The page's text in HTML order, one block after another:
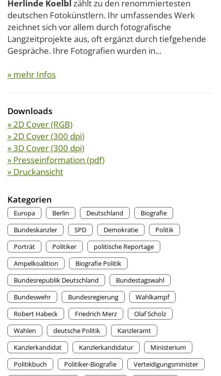
Herlinde Koelbl zählt zu den renommiertesten
deutschen Fotokünstlern. Ihr umfassendes Werk
zeichnet sich vor allem durch fotografische
Langzeitprojekte aus, oft ergänzt durch tiefgehende
Gespräche. Ihre Fotografien wurden in...
» mehr Infos
Downloads
» 2D Cover (RGB)
» 2D Cover (300 dpi)
» 3D Cover (300 dpi)
» Presseinformation (pdf)
» Druckansicht
Kategorien
Europa Berlin Deutschland
Biografie
Bundeskanzler
SPD Demokratie
Politik
Porträt
Politiker
politische Reportage
Ampelkoalition
Biografie Politik
Bundesrepublik Deutschland
Bundestagswahl
Bundeswehr
Bundesregierung
Wahlkampf
Robert Habeck
Friedrich Merz
Olaf Scholz
Wahlen
deutsche Politik
Kanzleramt
Kanzlerkandidat
Kanzlerkandidatur
Ministerium
Politikbuch
Politiker-Biografie
Verteidigungsminister